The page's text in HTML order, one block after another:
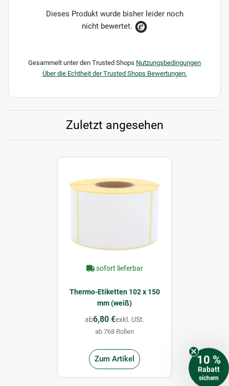
Dieses Produkt wurde bisher leider noch
nicht bewertet.
Gesammelt unter den Trusted Shops Nutzungsbedingungen
Über die Echtheit der Trusted Shops Bewertungen.
Zuletzt angesehen
sofort lieferbar
Thermo-Etiketten 102 x 150
mm (weiß)
ab6,80 €exkl. USt.
ab 768 Rollen
Zum Artikel 10 %
Rabatt
sichern